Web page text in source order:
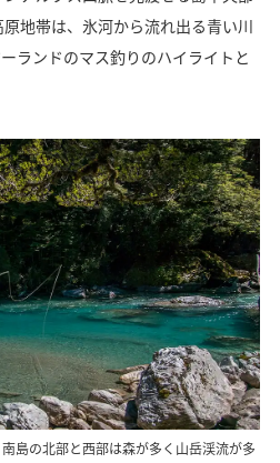
地帯は、氷河から流れ出る青い川
ランドのマス釣りのハイライトと
島の北部と西部は森が多く山岳渓流が多